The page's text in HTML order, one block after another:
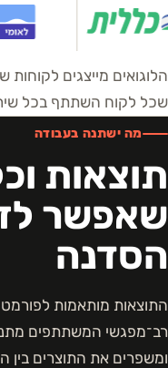
הלוגואים מייצגים
שכל לקוח השתתף בכל
מה ישתנה בעבודה
תוצאות
שאפשר
הסדנה
התוצאות מותאמות
רב־מפגשי המשתתפים
ומשפרים את התוצרים בין